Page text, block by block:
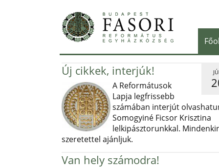
Új cikkek, interjúk!
A Reformátusok
Lapja legfrissebb
számában interjút
Somogyiné Ficsor Krisztina
lelkipásztorunkkal.
szeretettel ajánljuk.
Van hely számodra!